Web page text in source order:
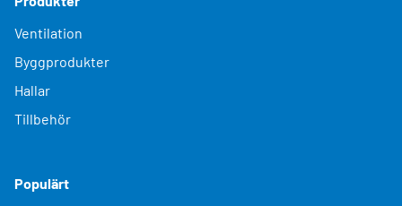
Ventilation
Byggprodukter
Hallar
Tillbehör
Populärt